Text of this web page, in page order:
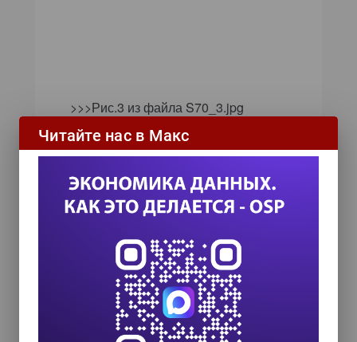
>>>Рис.3 из файла S70_3.jpg
>>> Подпись:
Модернизированная система
Читайте нас в Макс